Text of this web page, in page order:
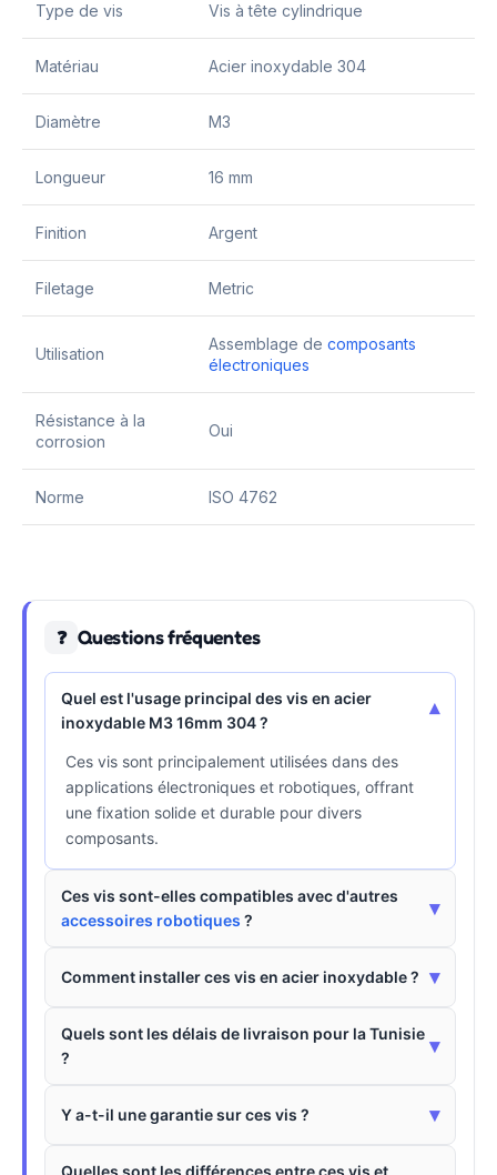
Type de vis Vis à tête cylindrique
Matériau Acier inoxydable 304
Diamètre M3
Longueur 16 mm
Finition Argent
Filetage Metric
Utilisation
Assemblage de composants
électroniques
Résistance à la
corrosion
Oui
Norme ISO 4762
❓ Questions fréquentes
Quel est l'usage principal des vis en acier
inoxydable M3 16mm 304 ?
▾
Ces vis sont principalement utilisées dans des
applications électroniques et robotiques, offrant
une fixation solide et durable pour divers
composants.
Ces vis sont-elles compatibles avec d'autres
accessoires robotiques ?
▾
Comment installer ces vis en acier inoxydable ? ▾
Quels sont les délais de livraison pour la Tunisie
?
▾
Y a-t-il une garantie sur ces vis ? ▾
Quelles sont les différences entre ces vis et